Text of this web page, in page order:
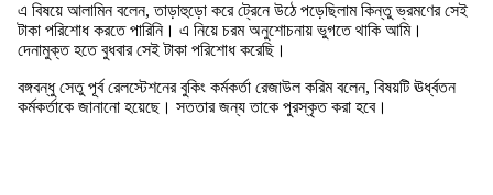
এ বিষয়ে আলামিন বলেন, তাড়াহুড়ো করে ট্রেনে উঠে পড়েছিলাম কিন্তু ভ্রমণের সেই
টাকা পরিশোধ করতে পারিনি। এ নিয়ে চরম অনুশোচনায় ভুগতে থাকি আমি।
দেনামুক্ত হতে বুধবার সেই টাকা পরিশোধ করেছি।
বঙ্গবন্ধু সেতু পূর্ব রেলস্টেশনের বুকিং কর্মকর্তা রেজাউল করিম বলেন, বিষয়টি ঊর্ধ্বতন
কর্মকর্তাকে জানানো হয়েছে। সততার জন্য তাকে পুরস্কৃত করা হবে।